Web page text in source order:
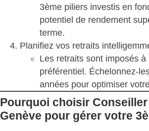
3ème piliers investis en
potentiel de rendement
terme.
Planifiez vos retraits
Les retraits sont imposés à
préférentiel. Échelonnez-
années pour optimiser
Pourquoi choisir
Genève pour gérer votre